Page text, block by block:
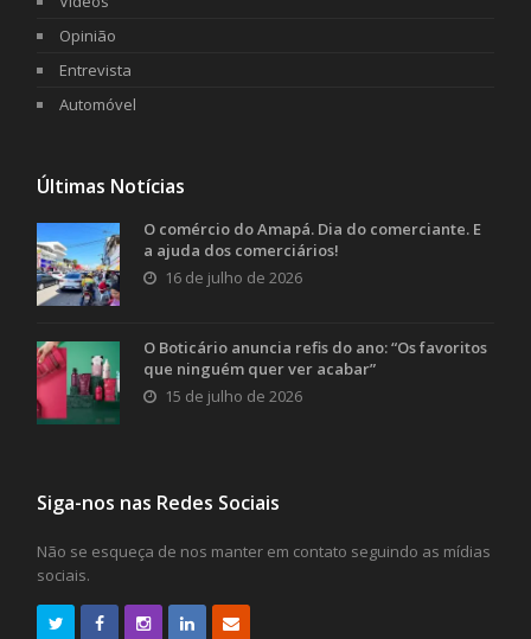
Opinião
Entrevista
Automóvel
Últimas Notícias
O comércio do Amapá. Dia do comerciante. E
a ajuda dos comerciários!
16 de julho de 2026
O Boticário anuncia refis do ano: “Os favoritos
que ninguém quer ver acabar”
15 de julho de 2026
Siga-nos nas Redes Sociais
Não se esqueça de nos manter em contato seguindo as mídias
sociais.